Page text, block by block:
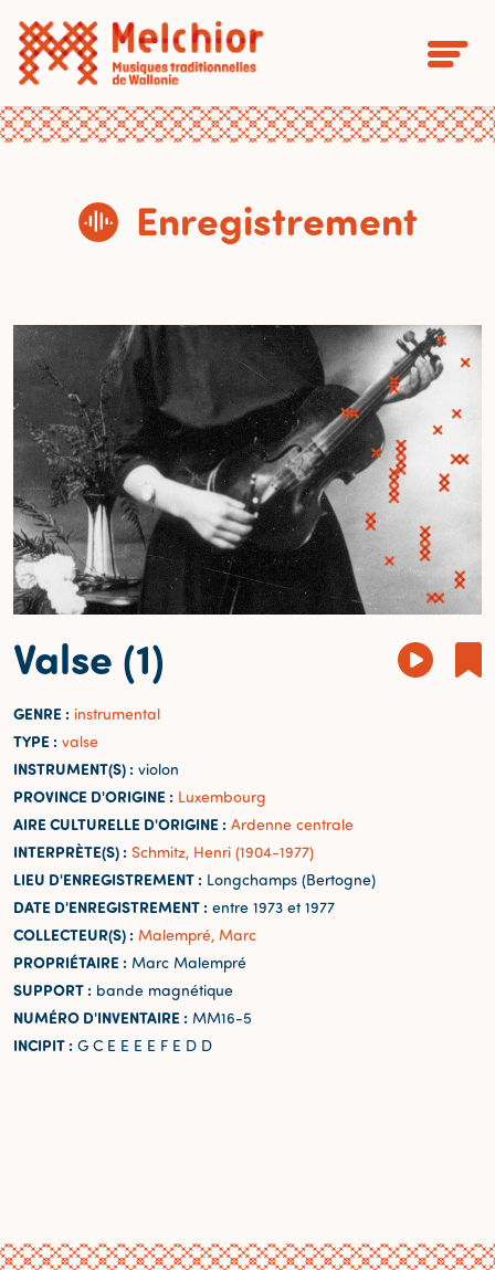
Enregistrement
Valse (1)
GENRE : instrumental
TYPE : valse
INSTRUMENT(S) : violon
PROVINCE D'ORIGINE : Luxembourg
AIRE CULTURELLE D'ORIGINE : Ardenne centrale
INTERPRÈTE(S) : Schmitz, Henri (1904-1977)
LIEU D'ENREGISTREMENT : Longchamps (Bertogne)
DATE D'ENREGISTREMENT : entre 1973 et 1977
COLLECTEUR(S) : Malempré, Marc
PROPRIÉTAIRE : Marc Malempré
SUPPORT : bande magnétique
NUMÉRO D'INVENTAIRE : MM16-5
INCIPIT : G C E E E E F E D D